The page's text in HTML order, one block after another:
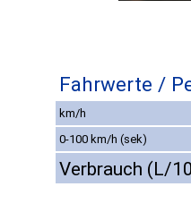
Fahrwerte /
km/h
0-100 km/h (sek)
Verbrauch (L/